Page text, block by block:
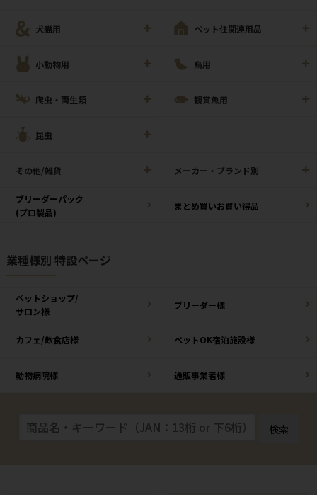
犬猫用 ペット住関連用品
小動物用 鳥用
爬虫・両生類 観賞魚用
昆虫
その他/雑貨 メーカー・ブランド別
ブリーダーパック
(プロ製品)
まとめ買いお買い得品
業種様別 特設ページ
ペットショップ/
サロン様
ブリーダー様
カフェ/飲食店様 ペットOK宿泊施設様
動物病院様 通販事業者様
検索